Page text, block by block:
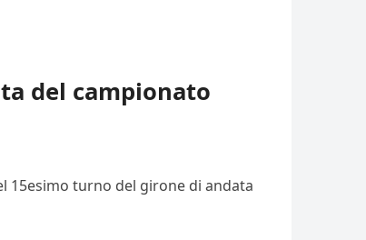
del campionato
15esimo turno del girone di andata